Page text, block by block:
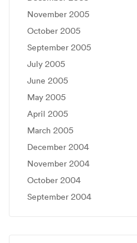
November 2005
October 2005
September 2005
July 2005
June 2005
May 2005
April 2005
March 2005
December 2004
November 2004
October 2004
September 2004